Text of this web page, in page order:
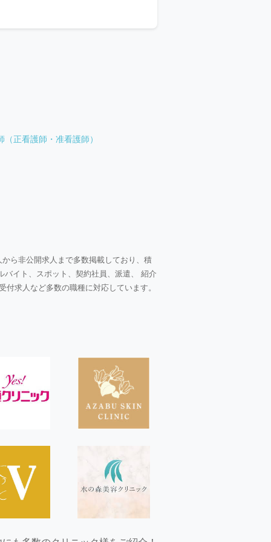
正看護師・准看護師）
ら非公開求人まで多数掲載しており、積
イト、スポット、契約社員、派遣、 紹介
付求人など多数の職種に対応しています。